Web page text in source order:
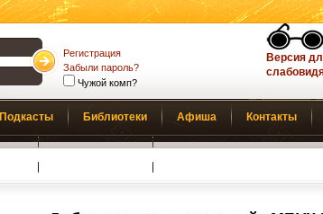
Регистрация
Забыли пароль?
Чужой комп?
Версия
Подкасты Библиотеки Афиша Контакты